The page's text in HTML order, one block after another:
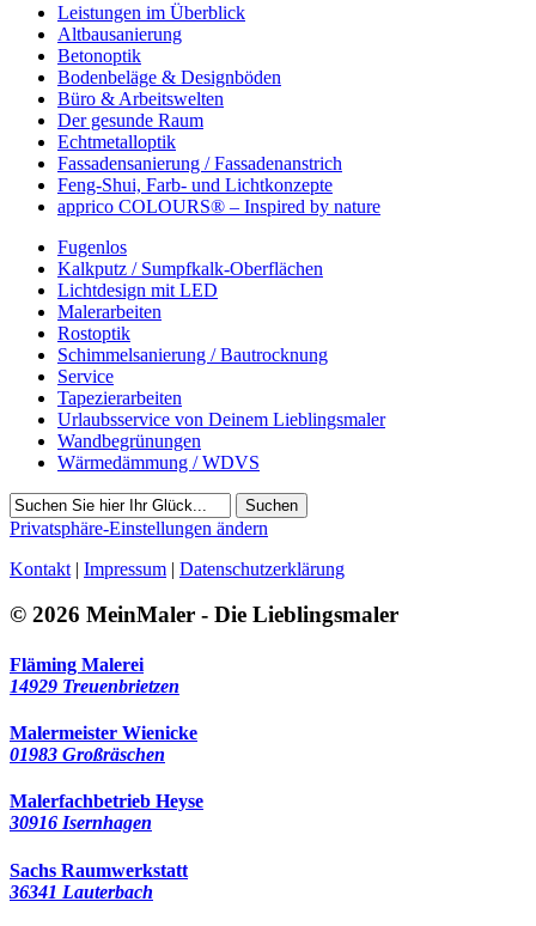
Leistungen im Überblick
Altbausanierung
Betonoptik
Bodenbeläge & Designböden
Büro & Arbeitswelten
Der gesunde Raum
Echtmetalloptik
Fassadensanierung / Fassadenanstrich
Feng-Shui, Farb- und Lichtkonzepte
apprico COLOURS® – Inspired by nature
Fugenlos
Kalkputz / Sumpfkalk-Oberflächen
Lichtdesign mit LED
Malerarbeiten
Rostoptik
Schimmelsanierung / Bautrocknung
Service
Tapezierarbeiten
Urlaubsservice von Deinem Lieblingsmaler
Wandbegrünungen
Wärmedämmung / WDVS
Suchen
Privatsphäre-Einstellungen ändern
Kontakt | Impressum | Datenschutzerklärung
© 2026 MeinMaler - Die Lieblingsmaler
Fläming Malerei
14929 Treuenbrietzen
Malermeister Wienicke
01983 Großräschen
Malerfachbetrieb Heyse
30916 Isernhagen
Sachs Raumwerkstatt
36341 Lauterbach